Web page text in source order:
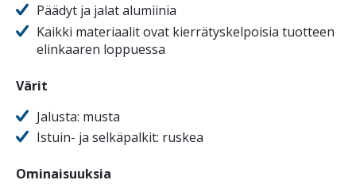
Päädyt ja jalat alumiinia
Kaikki materiaalit ovat kierrätyskelpoisia tuotteen
elinkaaren loppuessa
Värit
Jalusta: musta
Istuin- ja selkäpalkit: ruskea
Ominaisuuksia